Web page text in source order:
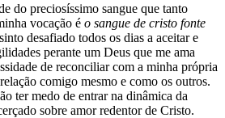
do preciosíssimo sangue que tanto
vocação é o sangue de cristo fonte
desafiado todos os dias a aceitar e
perante um Deus que me ama
de reconciliar com a minha própria
comigo mesmo e como os outros.
ter medo de entrar na dinâmica da
sobre amor redentor de Cristo.